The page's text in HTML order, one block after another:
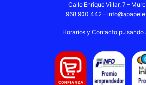
Calle Enrique Villar, 7 –
968 900 442 –
Horarios y Contacto pulsando